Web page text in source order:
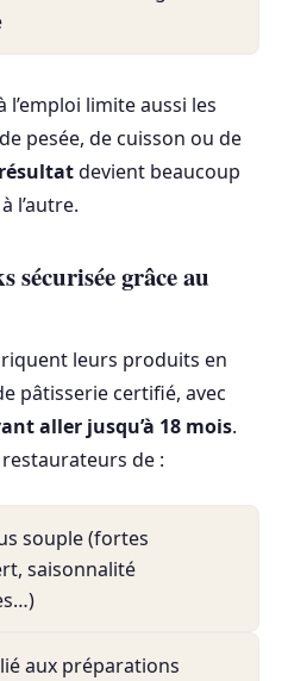
limite aussi les
pesée, de cuisson ou de
devient beaucoup
l’autre.
sécurisée grâce au
leurs produits en
pâtisserie certifié, avec
aller jusqu’à 18 mois.
de :
souple (fortes
saisonnalité
aux préparations